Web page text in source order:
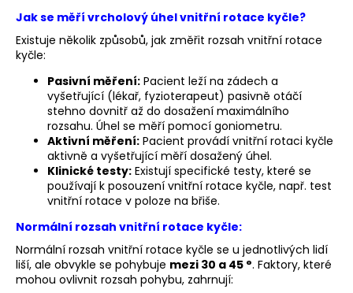
Jak se měří vrcholový úhel vnitřní rotace kyčle?
Existuje několik způsobů, jak změřit rozsah vnitřní rotace
kyčle:
Pasivní měření: Pacient leží na zádech a
vyšetřující (lékař, fyzioterapeut) pasivně otáčí
stehno dovnitř až do dosažení maximálního
rozsahu. Úhel se měří pomocí goniometru.
Aktivní měření: Pacient provádí vnitřní rotaci kyčle
aktivně a vyšetřující měří dosažený úhel.
Klinické testy: Existují specifické testy, které se
používají k posouzení vnitřní rotace kyčle, např. test
vnitřní rotace v poloze na břiše.
Normální rozsah vnitřní rotace kyčle:
Normální rozsah vnitřní rotace kyčle se u jednotlivých lidí
liší, ale obvykle se pohybuje mezi 30 a 45 °. Faktory, které
mohou ovlivnit rozsah pohybu, zahrnují:
r
u
č
u
BĚŽECKÁ
OBUV
JOMA
RASE
2611
1
999
Kč